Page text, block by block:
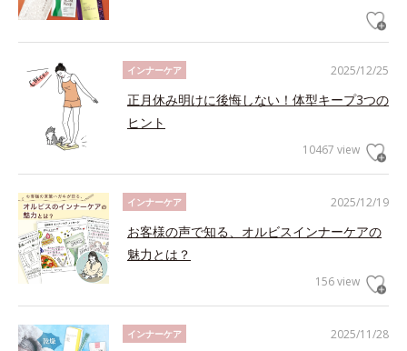
2025/12/25
インナーケア
正月休み明けに後悔しない！体型キープ3つの
ヒント
10467 view
2025/12/19
インナーケア
お客様の声で知る、オルビスインナーケアの
魅力とは？
156 view
2025/11/28
インナーケア